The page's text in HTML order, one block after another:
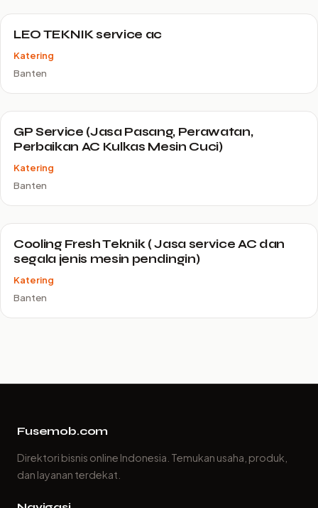
LEO TEKNIK service ac
Katering
Banten
GP Service (Jasa Pasang, Perawatan,
Perbaikan AC Kulkas Mesin Cuci)
Katering
Banten
Cooling Fresh Teknik ( Jasa service AC dan
segala jenis mesin pendingin)
Katering
Banten
Fusemob.com
Direktori bisnis online Indonesia. Temukan usaha, produk,
dan layanan terdekat.